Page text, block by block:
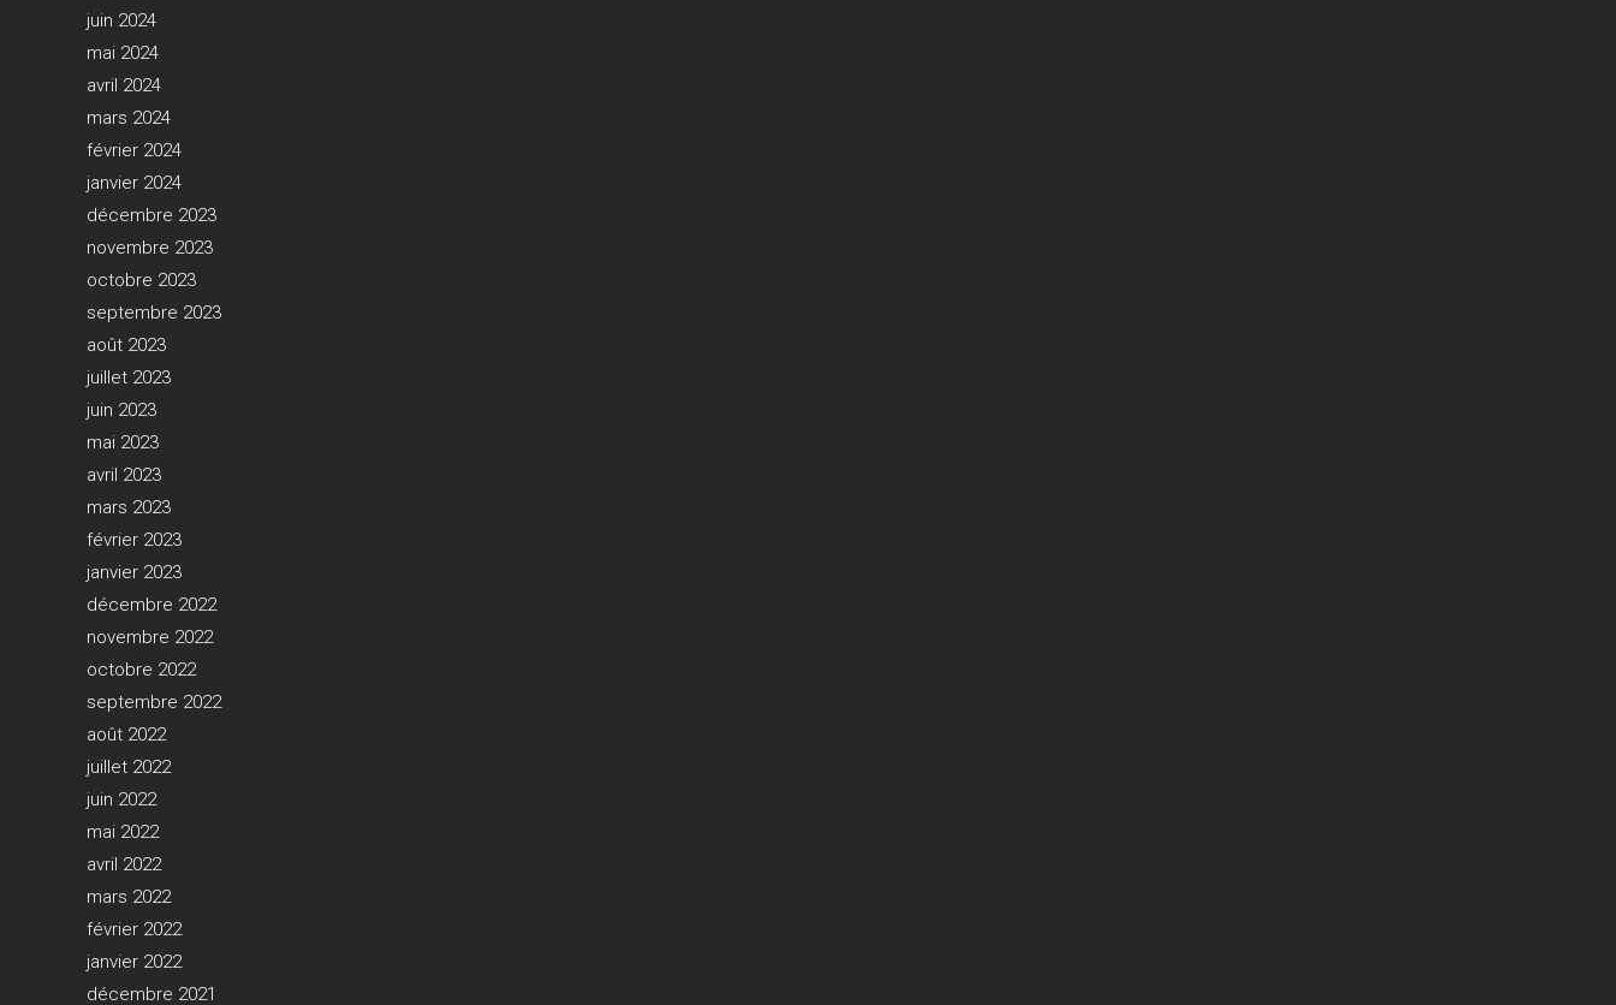
juin 2024
mai 2024
avril 2024
mars 2024
février 2024
janvier 2024
décembre 2023
novembre 2023
octobre 2023
septembre 2023
août 2023
juillet 2023
juin 2023
mai 2023
avril 2023
mars 2023
février 2023
janvier 2023
décembre 2022
novembre 2022
octobre 2022
septembre 2022
août 2022
juillet 2022
juin 2022
mai 2022
avril 2022
mars 2022
février 2022
janvier 2022
décembre 2021